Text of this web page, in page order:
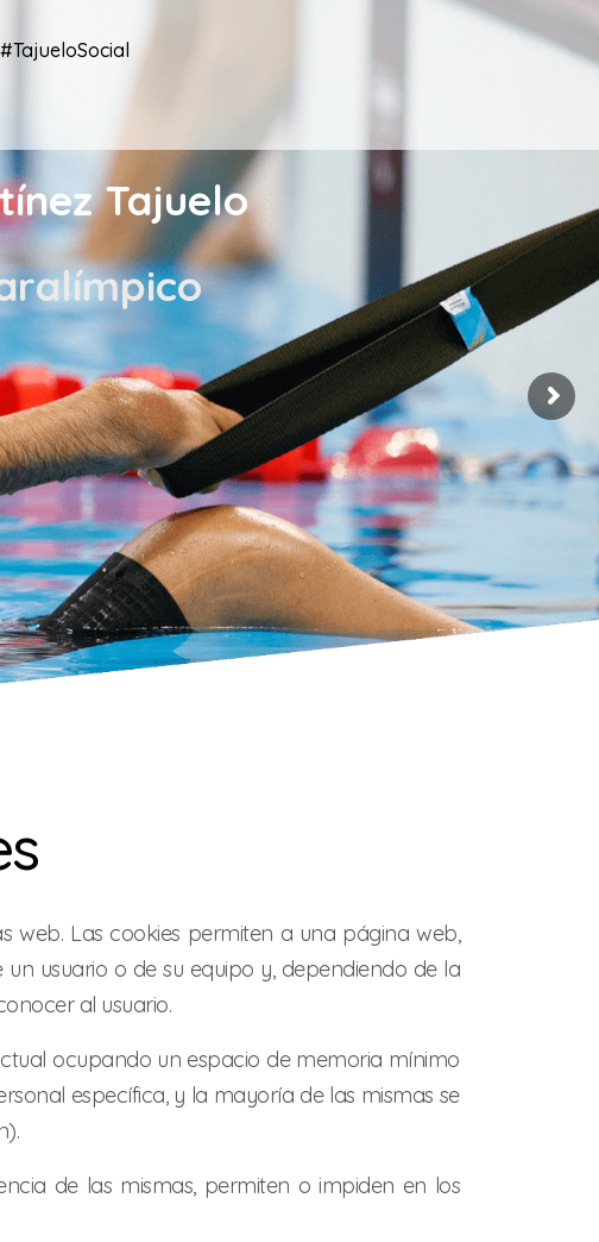
#TajueloSocial
Tajuelo
web. Las cookies permiten a una página web,
usuario o de su equipo y, dependiendo de la
al usuario.
ocupando un espacio de memoria mínimo
específica, y la mayoría de las mismas se
de las mismas, permiten o impiden en los